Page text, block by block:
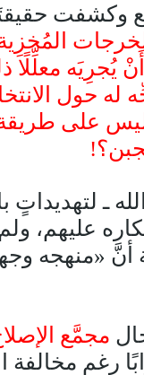
وكشفت
أَنْ يُجرِيَه
له حول
على
ـ لتهديداتٍ
عليهم،
«منهجه
مجمَّع
رغم مخالفة